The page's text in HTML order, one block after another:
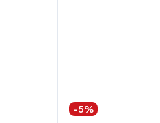
-5%